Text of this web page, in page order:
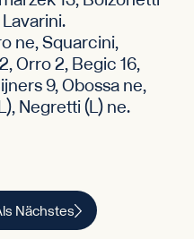
ne, Squarcini,
Orro 2, Begic 16,
9, Obossa ne,
Negretti (L) ne.
Nächstes